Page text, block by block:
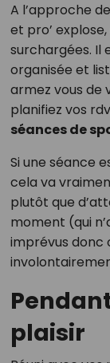
A l’approche
et pro’
surchargées. Il
organisée et
armez vous de
planifiez vos
séances de
Si une séance
cela va
plutôt que
moment (qui
imprévus donc
plaisir